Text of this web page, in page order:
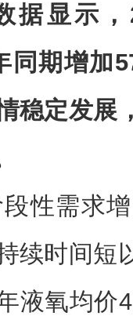
据显示
同期增加
稳定发展
性需求
续时间短
液氧均价